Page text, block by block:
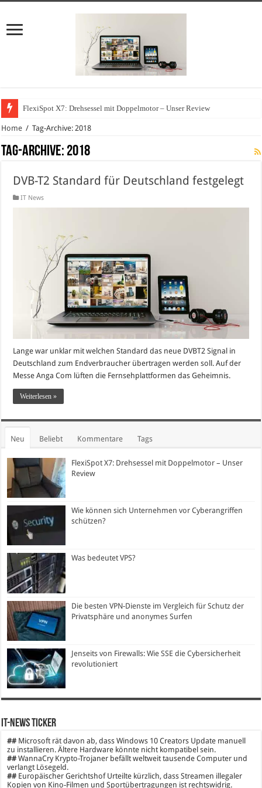
FlexiSpot X7: Drehsessel mit Doppelmotor – Unser Review
Home / Tag-Archive: 2018
Tag-Archive: 2018
DVB-T2 Standard für Deutschland festgelegt
IT News
Lange war unklar mit welchen Standard das neue DVBT2 Signal in
Deutschland zum Endverbraucher übertragen werden soll. Auf der
Messe Anga Com lüften die Fernsehplattformen das Geheimnis.
Weiterlesen »
Neu Beliebt Kommentare Tags
FlexiSpot X7: Drehsessel mit Doppelmotor – Unser
Review
Wie können sich Unternehmen vor Cyberangriffen
schützen?
Was bedeutet VPS?
Die besten VPN-Dienste im Vergleich für Schutz der
Privatsphäre und anonymes Surfen
Jenseits von Firewalls: Wie SSE die Cybersicherheit
revolutioniert
IT-News Ticker
## Microsoft rät davon ab, dass Windows 10 Creators Update manuell
zu installieren. Ältere Hardware könnte nicht kompatibel sein.
## WannaCry Krypto-Trojaner befällt weltweit tausende Computer und
verlangt Lösegeld.
## Europäischer Gerichtshof Urteilte kürzlich, dass Streamen illegaler
Kopien von Kino-Filmen und Sportübertragungen ist rechtswidrig.